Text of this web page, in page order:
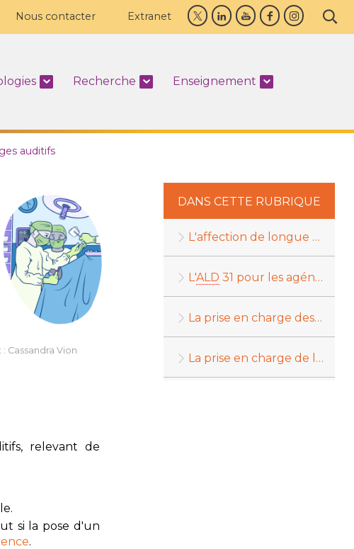
Nous contacter Extranet
Recherche Enseignement
auditifs
: Cassandra Vion
relevant de
si la pose d'un
.
DANS CETTE RUBRIQUE
L'affection de longue durée (
L'ALD 31 pour les agénésies dentaires
La prise en charge des appareillages auditifs
La prise en charge de l'orthodontie pour les fentes